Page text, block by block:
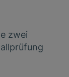
zwei